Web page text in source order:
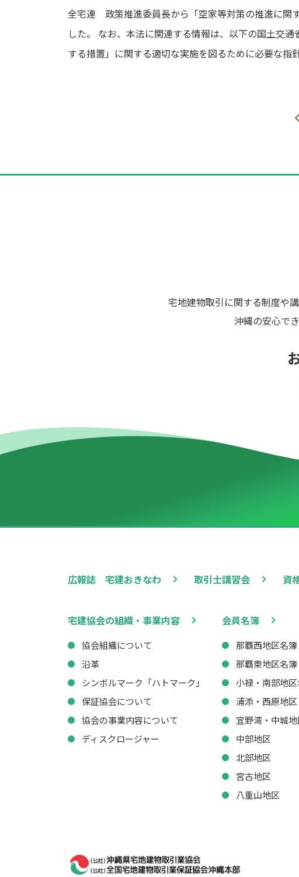
全宅連 政策推進委員長から「空家等対策の推進に関
した。 なお、本法に関連する情報は、以下の国土交
する措置」に関する適切な実施を図るために必要な指
ー
宅地建物取引に関する制度や
沖縄の安心で
広報誌 宅建おきなわ 取引士講習会 資
宅建協会の組織・事業内容
協会組織について
沿革
シンボルマーク「ハトマーク」
保証協会について
協会の事業内容について
ディスクロージャー
会員名簿
那覇西地区名簿
那覇東地区名簿
小禄・南部地
浦添・西原地区
宜野湾・中城
中部地区
北部地区
宮古地区
八重山地区